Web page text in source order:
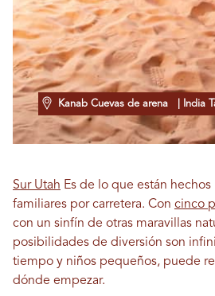
Kanab Cuevas de arena | India
Sur Utah Es de lo que están
familiares por carretera. Con cinco
con un sinfín de otras maravillas
posibilidades de diversión son
tiempo y niños pequeños, puede
dónde empezar.